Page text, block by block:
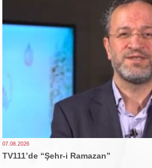
07.08.2026
TV111’de “Şehr-i Ramazan”